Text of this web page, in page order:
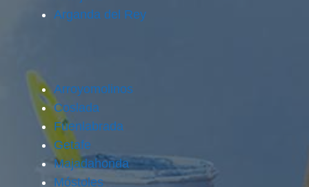
Arganda del Rey
Arroyomolinos
Coslada
Fuenlabrada
Getafe
Majadahonda
Móstoles